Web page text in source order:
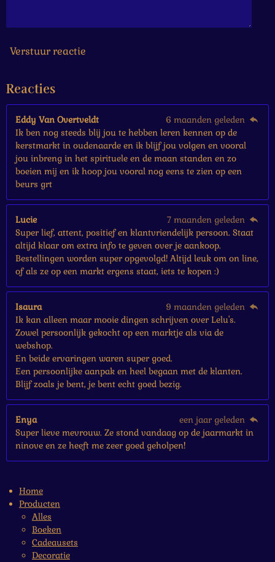
r
r
Verstuur reactie
Reacties
Eddy Van Overtveldt
6 maanden geleden
Ik ben nog steeds blij jou te hebben leren kennen op de
kerstmarkt in oudenaarde en ik blijf jou volgen en vooral
jou inbreng in het spirituele en de maan standen en zo
boeien mij en ik hoop jou vooral nog eens te zien op een
beurs grt
Lucie
7 maanden geleden
Super lief, attent, positief en klantvriendelijk persoon. Staat
altijd klaar om extra info te geven over je aankoop.
Bestellingen worden super opgevolgd! Altijd leuk om on line,
of als ze op een markt ergens staat, iets te kopen :)
Isaura
9 maanden geleden
Ik kan alleen maar mooie dingen schrijven over Lelu's.
Zowel persoonlijk gekocht op een marktje als via de
webshop.
En beide ervaringen waren super goed.
Een persoonlijke aanpak en heel begaan met de klanten.
Blijf zoals je bent, je bent echt goed bezig.
Enya
een jaar geleden
Super lieve mevrouw. Ze stond vandaag op de jaarmarkt in
ninove en ze heeft me zeer goed geholpen!
Home
Producten
Alles
Boeken
Cadeausets
Decoratie